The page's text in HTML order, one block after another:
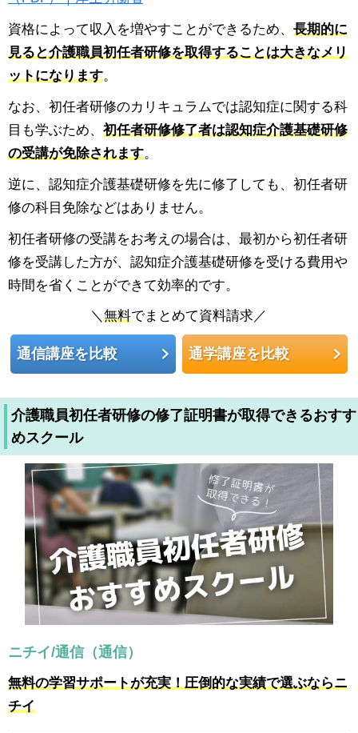
資格によって収入を増やすことができるため、 長期的に
見ると介護職員初任者研修を取得することは大きなメリ
ットになります。
なお、初任者研修のカリキュラムでは認知症に関する科
目も学ぶため、 初任者研修修了者は認知症介護基礎研修
の受講が免除されます。
逆に、認知症介護基礎研修を先に修了しても、初任者研
修の科目免除などはありません。
初任者研修の受講をお考えの場合は、最初から初任者研
修を受講した方が、認知症介護基礎研修を受ける費用や
時間を省くことができて効率的です。
＼無料でまとめて資料請求／
通信講座を比較 通学講座を比較
介護職員初任者研修の修了証明書が取得できるおすす
めスクール
ニチイ/通信（通信）
無料の学習サポートが充実！圧倒的な実績で選ぶならニ
チイ